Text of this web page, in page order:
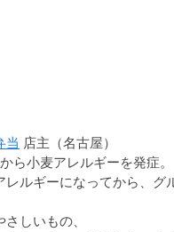
当 店主（名古屋）
ら小麦アレルギーを発症。
レルギーになってから、グ
しいもの、